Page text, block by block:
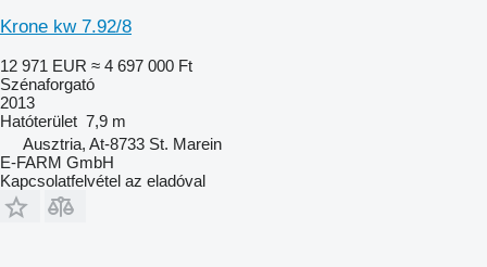
Krone kw 7.92/8
12 971 EUR ≈ 4 697 000 Ft
Szénaforgató
2013
Hatóterület 7,9 m
Ausztria, At-8733 St. Marein
E-FARM GmbH
Kapcsolatfelvétel az eladóval